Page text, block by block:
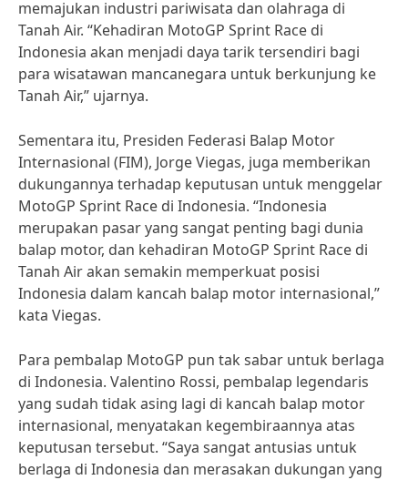
memajukan industri pariwisata dan olahraga di
Tanah Air. “Kehadiran MotoGP Sprint Race di
Indonesia akan menjadi daya tarik tersendiri bagi
para wisatawan mancanegara untuk berkunjung ke
Tanah Air,” ujarnya.
Sementara itu, Presiden Federasi Balap Motor
Internasional (FIM), Jorge Viegas, juga memberikan
dukungannya terhadap keputusan untuk menggelar
MotoGP Sprint Race di Indonesia. “Indonesia
merupakan pasar yang sangat penting bagi dunia
balap motor, dan kehadiran MotoGP Sprint Race di
Tanah Air akan semakin memperkuat posisi
Indonesia dalam kancah balap motor internasional,”
kata Viegas.
Para pembalap MotoGP pun tak sabar untuk berlaga
di Indonesia. Valentino Rossi, pembalap legendaris
yang sudah tidak asing lagi di kancah balap motor
internasional, menyatakan kegembiraannya atas
keputusan tersebut. “Saya sangat antusias untuk
berlaga di Indonesia dan merasakan dukungan yang